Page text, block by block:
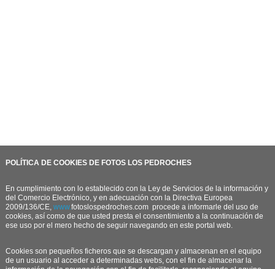
POLÍTICA DE COOKIES DE FOTOS LOS PEDROCHES
En cumplimiento con lo establecido con la Ley de Servicios de la información y
del Comercio Electrónico, y en adecuación con la Directiva Europea
2009/136/CE, www.fotoslospedroches.com procede a informarle del uso de
cookies, así como de que usted presta el consentimiento a la continuación de
ese uso por el mero hecho de seguir navegando en este portal web.
Cookies son pequeños ficheros que se descargan y almacenan en el equipo
de un usuario al acceder a determinadas webs, con el fin de almacenar la